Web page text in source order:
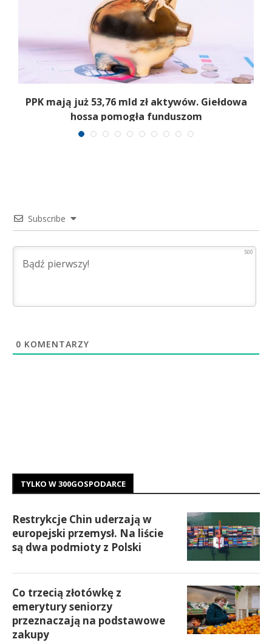
PPK mają już 53,76 mld zł aktywów. Giełdowa
hossa pomogła funduszom
Subscribe
500
0 KOMENTARZY
TYLKO W 300GOSPODARCE
Restrykcje Chin uderzają w
europejski przemysł. Na liście
są dwa podmioty z Polski
Co trzecią złotówkę z
emerytury seniorzy
przeznaczają na podstawowe
zakupy